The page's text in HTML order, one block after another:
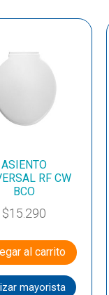
ASIENTO
RF CW
BCO
$15.290
al carrito
mayorista